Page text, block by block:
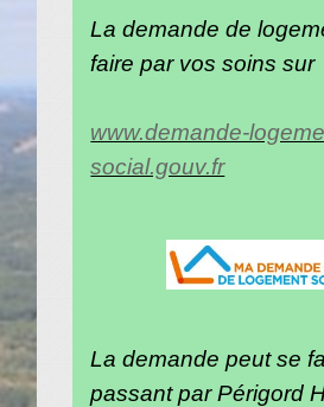
La demande de
faire par vos soins sur
www.demande-
social.gouv.fr
La demande peut se
passant par Périgord